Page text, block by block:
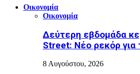
Οικονομία
Οικονομία
Δεύτερη εβδομάδα
Street: Νέο ρεκόρ για
8 Αυγούστου, 2026